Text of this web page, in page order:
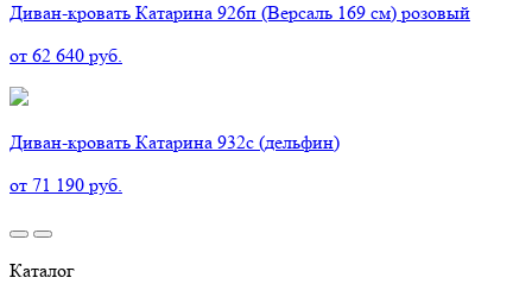
Диван-кровать Катарина 926п (Версаль 169 см) розовый
от 62 640 руб.
Диван-кровать Катарина 932с (дельфин)
от 71 190 руб.
Каталог